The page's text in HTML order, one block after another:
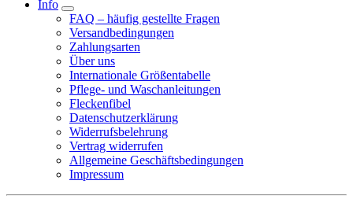
Info
FAQ – häufig gestellte Fragen
Versandbedingungen
Zahlungsarten
Über uns
Internationale Größentabelle
Pflege- und Waschanleitungen
Fleckenfibel
Datenschutzerklärung
Widerrufsbelehrung
Vertrag widerrufen
Allgemeine Geschäftsbedingungen
Impressum